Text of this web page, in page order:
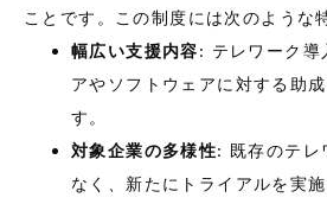
ことです。この制度には次のような
幅広い支援内容: テレワーク導
アやソフトウェアに対する助
す。
対象企業の多様性: 既存のテレ
なく、新たにトライアルを実